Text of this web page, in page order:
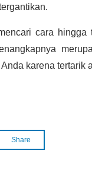
cara
karena tertarik
Share